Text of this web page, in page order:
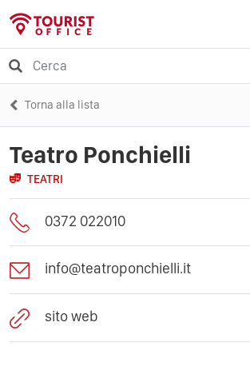
Torna alla lista
Teatro Ponchielli
TEATRI
0372 022010
info@teatroponchielli.it
sito web